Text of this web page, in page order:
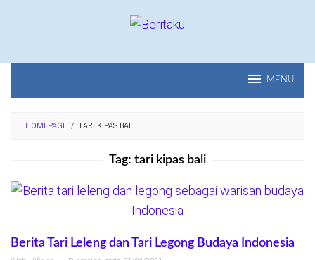
MENU
HOMEPAGE / TARI KIPAS BALI
Tag: tari kipas bali
Berita Tari Leleng dan Tari Legong Budaya Indonesia